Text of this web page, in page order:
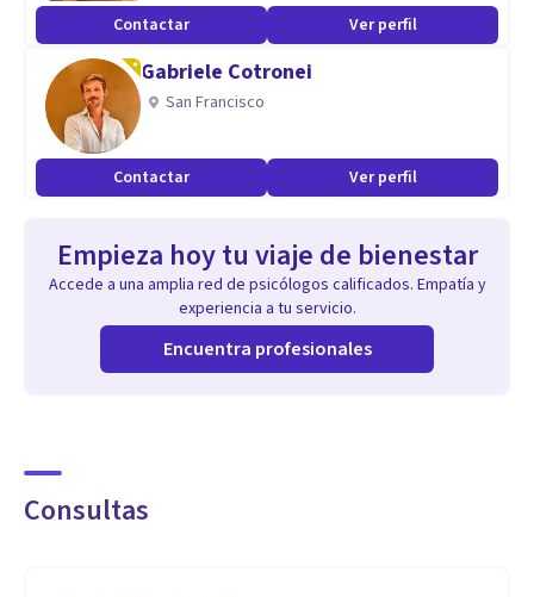
Contactar Ver perfil
Gabriele Cotronei
San Francisco
Contactar Ver perfil
Empieza hoy tu viaje de bienestar
Accede a una amplia red de psicólogos calificados. Empatía y
experiencia a tu servicio.
Encuentra profesionales
Consultas